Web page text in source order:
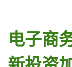
电子商